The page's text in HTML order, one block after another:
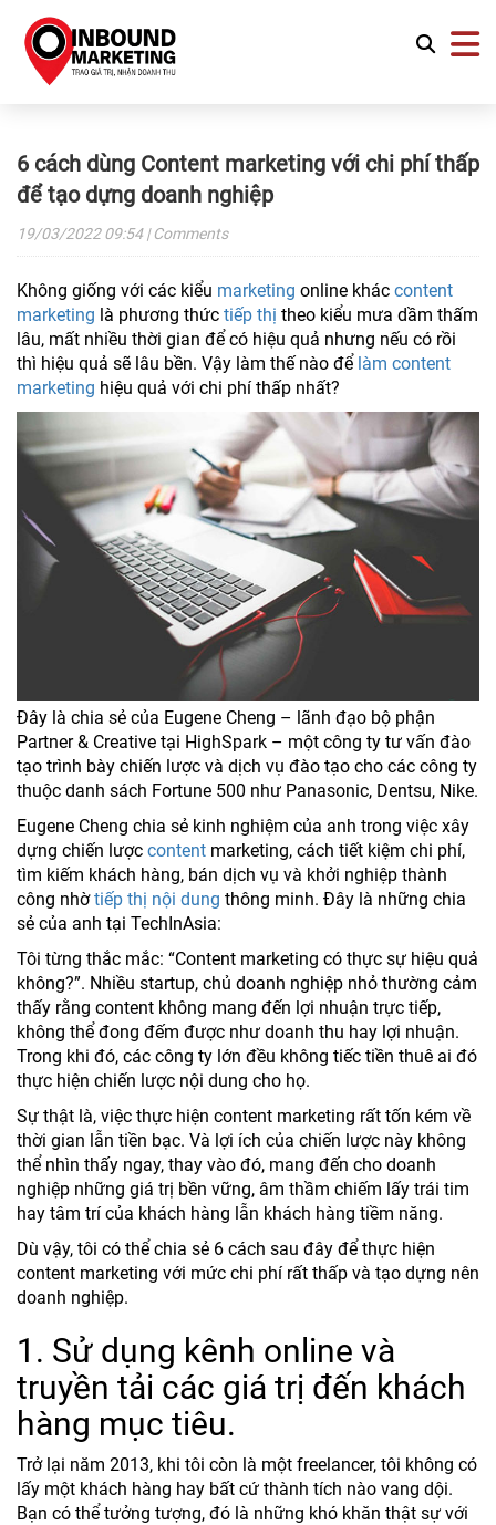
6 cách dùng Content marketing với chi phí thấp
để tạo dựng doanh nghiệp
19/03/202209:54| Comments
Không giống với các kiểu marketing online khác content
marketing là phương thức tiếp thị theo kiểu mưa dầm thấm
lâu, mất nhiều thời gian để có hiệu quả nhưng nếu có rồi
thì hiệu quả sẽ lâu bền. Vậy làm thế nào để làm content
marketing hiệu quả với chi phí thấp nhất?
Đây là chia sẻ của Eugene Cheng – lãnh đạo bộ phận
Partner & Creative tại HighSpark – một công ty tư vấn đào
tạo trình bày chiến lược và dịch vụ đào tạo cho các công ty
thuộc danh sách Fortune 500 như Panasonic, Dentsu, Nike.
Eugene Cheng chia sẻ kinh nghiệm của anh trong việc xây
dựng chiến lược content marketing, cách tiết kiệm chi phí,
tìm kiếm khách hàng, bán dịch vụ và khởi nghiệp thành
công nhờtiếp thị nội dung thông minh. Đây là những chia
sẻ của anh tại TechInAsia:
Tôi từng thắc mắc: “Content marketing có thực sự hiệu quả
không?”. Nhiều startup, chủ doanh nghiệp nhỏ thường cảm
thấy rằng content không mang đến lợi nhuận trực tiếp,
không thể đong đếm được như doanh thu hay lợi nhuận.
Trong khi đó, các công ty lớn đều không tiếc tiền thuê ai đó
thực hiện chiến lược nội dung cho họ.
Sự thật là, việc thực hiện content marketing rất tốn kém về
thời gian lẫn tiền bạc. Và lợi ích của chiến lược này không
thể nhìn thấy ngay, thay vào đó, mang đến cho doanh
nghiệp những giá trị bền vững, âm thầm chiếm lấy trái tim
hay tâm trí của khách hàng lẫn khách hàng tiềm năng.
Dù vậy, tôi có thể chia sẻ 6 cách sau đây để thực hiện
content marketing với mức chi phí rất thấp và tạo dựng nên
doanh nghiệp.
1. Sử dụng kênh online và
truyền tải các giá trị đến khách
hàng mục tiêu.
Trở lại năm 2013, khi tôi còn là một freelancer, tôi không có
lấy một khách hàng hay bất cứ thành tích nào vang dội.
Bạn có thể tưởng tượng, đó là những khó khăn thật sự với